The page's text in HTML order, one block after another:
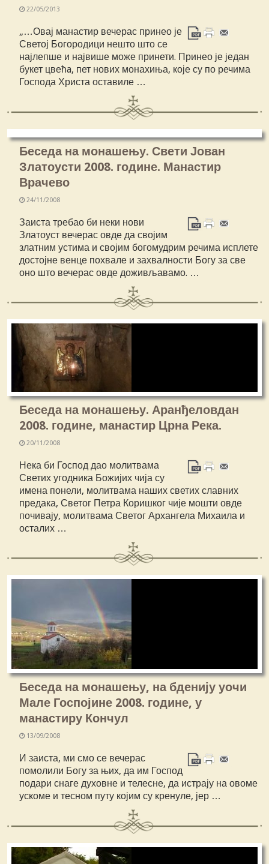
22/05/2013
„…Овај манастир вечерас принео је
Светој Богородици нешто што се
најлепше и највише може принети. Принео је један
букет цвећa, пет нових монахиња, које су по речима
Господа Христа оставиле …
Беседа на монашењу. Свети Јован
Златоусти 2008. године. Манастир
Врачево
24/11/2008
Заиста требао би неки нови
Златоуст вечерас овде да својим
златним устима и својим богомудрим речима исплете
достојне венце похвале и захвалности Богу за све
оно што вечерас овде доживљавамо. …
Беседа на монашењу. Аранђеловдан
2008. године, манастир Црна Река.
20/11/2008
Нека би Господ дао молитвама
Светих угодника Божијих чија су
имена понели, молитвама наших светих славних
предака, Светог Петра Коришког чије мошти овде
почивају, молитвама Светог Архангела Михаила и
осталих …
Беседа на монашењу, на бденију уочи
Мале Госпојине 2008. године, у
манастиру Кончул
13/09/2008
И заиста, ми смо се вечерас
помолили Богу за њих, да им Господ
подари снаге духовне и телесне, да истрају на овоме
ускоме и тесном путу којим су кренуле, јер …